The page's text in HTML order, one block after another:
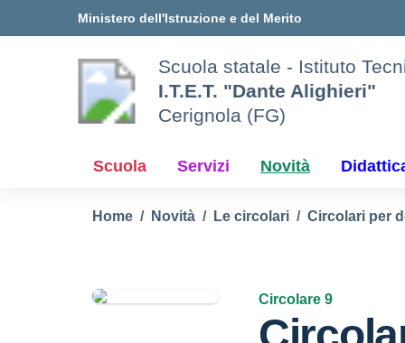
Ministero dell'Istruzione e del Merito
Scuola statale - Istituto
I.T.E.T. "Dante Alighieri"
Cerignola (FG)
Scuola Servizi Novità
Home Novità Le circolari Circolari per
Circolare 9